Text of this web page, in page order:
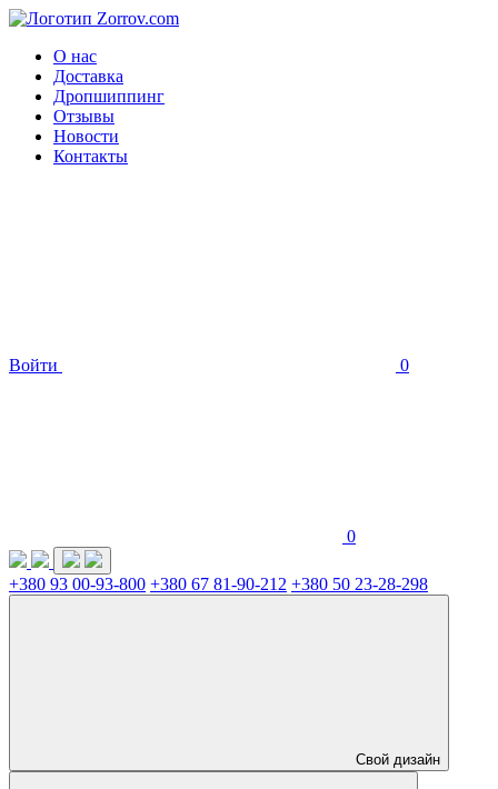
О нас
Доставка
Дропшиппинг
Отзывы
Новости
Контакты
Войти 0
0
+380 93 00-93-800 +380 67 81-90-212 +380 50 23-28-298
Свой дизайн